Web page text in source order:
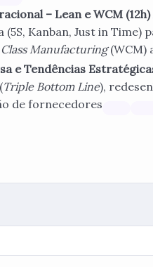
– Lean e WCM (12h)
Kanban, Just in Time)
Manufacturing(WCM)
e Tendências
Triple Bottom Line),
de fornecedores